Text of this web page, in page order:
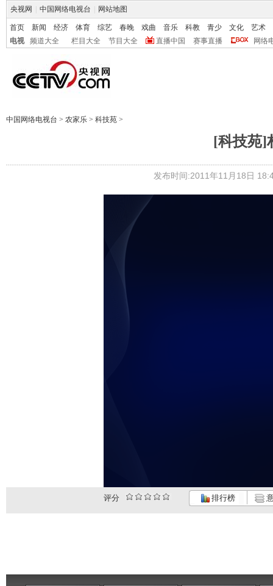
央视网 中国网络电视台 网站地图
首页 新闻 经济 体育 综艺 春晚 戏曲 音乐 科教 青少 文化
艺术
电视
频道大全 栏目大全 节目大全 直播中国 赛事直播 网络
中国网络电视台 > 农家乐 > 科技苑 >
[科技苑]
发布时间:2011年11月18日
评分 排行榜